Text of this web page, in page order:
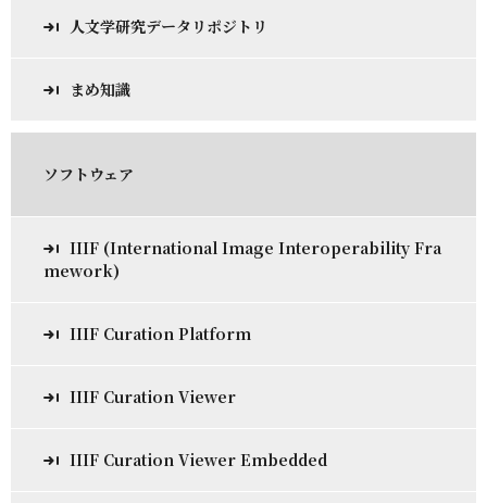
人文学研究データリポジトリ
まめ知識
ソフトウェア
IIIF (International Image Interoperability Fra
mework)
IIIF Curation Platform
IIIF Curation Viewer
IIIF Curation Viewer Embedded